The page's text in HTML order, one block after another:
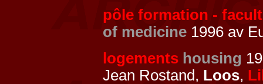
pôle formation -
of medicine 1996 av
logements housing
Jean Rostand, Loos,